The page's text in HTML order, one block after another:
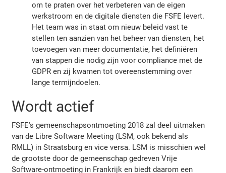
om te praten over het verbeteren van de eigen
werkstroom en de digitale diensten die FSFE levert.
Het team was in staat om nieuw beleid vast te
stellen ten aanzien van het beheer van diensten, het
toevoegen van meer documentatie, het definiëren
van stappen die nodig zijn voor compliance met de
GDPR en zij kwamen tot overeenstemming over
lange termijndoelen.
Wordt actief
FSFE's gemeenschapsontmoeting 2018 zal deel uitmaken
van de Libre Software Meeting (LSM, ook bekend als
RMLL) in Straatsburg en vice versa. LSM is misschien wel
de grootste door de gemeenschap gedreven Vrije
Software-ontmoeting in Frankrijk en biedt daarom een